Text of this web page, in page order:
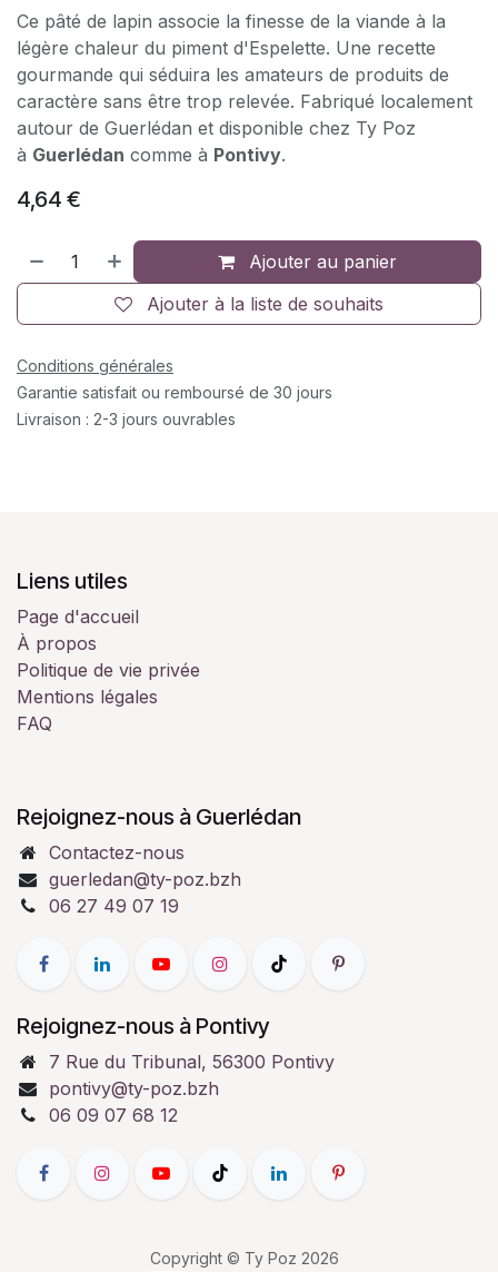
Ce pâté de lapin associe la finesse de la viande à la
légère chaleur du piment d'Espelette. Une recette
gourmande qui séduira les amateurs de produits de
caractère sans être trop relevée. Fabriqué localement
autour de Guerlédan et disponible chez Ty Poz
à Guerlédan comme à Pontivy.
4,64 €
Ajouter au panier
Ajouter à la liste de souhaits
Conditions générales
Garantie satisfait ou remboursé de 30 jours
Livraison : 2-3 jours ouvrables
Liens utiles
Page d'accueil
À propos
Politique de vie privée
Mentions légales
FAQ
Rejoignez-nous à Guerlédan
Contactez-nous
guerledan@ty-poz.bzh
06 27 49 07 19
Rejoignez-nous à Pontivy
7 Rue du Tribunal, 56300 Pontivy
pontivy@ty-poz.bzh
06 09 07 68 12
Copyright © Ty Poz 2026